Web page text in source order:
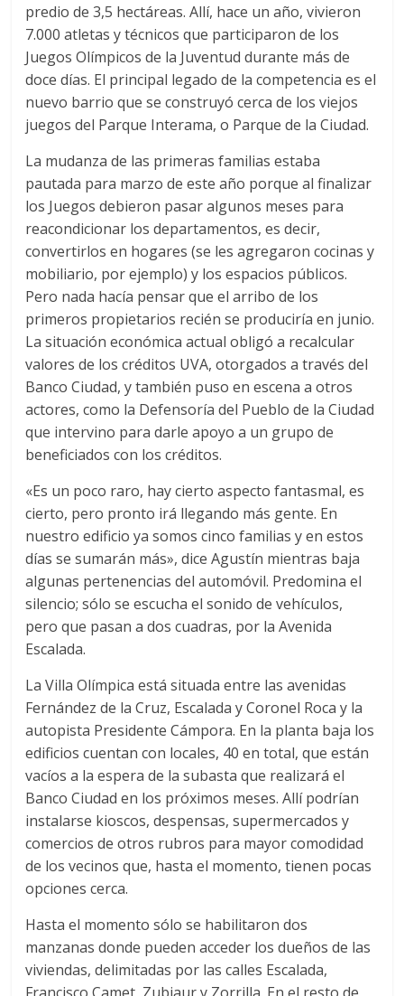
predio de 3,5 hectáreas. Allí, hace un año, vivieron
7.000 atletas y técnicos que participaron de los
Juegos Olímpicos de la Juventud durante más de
doce días. El principal legado de la competencia es el
nuevo barrio que se construyó cerca de los viejos
juegos del Parque Interama, o Parque de la Ciudad.
La mudanza de las primeras familias estaba
pautada para marzo de este año porque al finalizar
los Juegos debieron pasar algunos meses para
reacondicionar los departamentos, es decir,
convertirlos en hogares (se les agregaron cocinas y
mobiliario, por ejemplo) y los espacios públicos.
Pero nada hacía pensar que el arribo de los
primeros propietarios recién se produciría en junio.
La situación económica actual obligó a recalcular
valores de los créditos UVA, otorgados a través del
Banco Ciudad, y también puso en escena a otros
actores, como la Defensoría del Pueblo de la Ciudad
que intervino para darle apoyo a un grupo de
beneficiados con los créditos.
«Es un poco raro, hay cierto aspecto fantasmal, es
cierto, pero pronto irá llegando más gente. En
nuestro edificio ya somos cinco familias y en estos
días se sumarán más», dice Agustín mientras baja
algunas pertenencias del automóvil. Predomina el
silencio; sólo se escucha el sonido de vehículos,
pero que pasan a dos cuadras, por la Avenida
Escalada.
La Villa Olímpica está situada entre las avenidas
Fernández de la Cruz, Escalada y Coronel Roca y la
autopista Presidente Cámpora. En la planta baja los
edificios cuentan con locales, 40 en total, que están
vacíos a la espera de la subasta que realizará el
Banco Ciudad en los próximos meses. Allí podrían
instalarse kioscos, despensas, supermercados y
comercios de otros rubros para mayor comodidad
de los vecinos que, hasta el momento, tienen pocas
opciones cerca.
Hasta el momento sólo se habilitaron dos
manzanas donde pueden acceder los dueños de las
viviendas, delimitadas por las calles Escalada,